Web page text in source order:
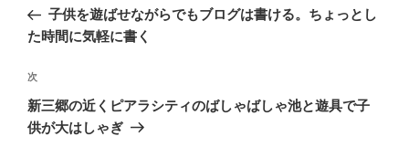
ナ
ゲ
ー
シ
の
投
子供を遊ばせながらでもブログは書ける。ちょっとし
た時間に気軽に書く
次
の
投
次
新三郷の近くピアラシティのばしゃばしゃ池と遊具で子
供が大はしゃぎ